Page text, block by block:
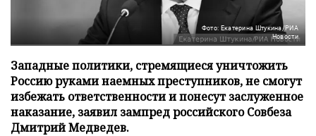
Фото: Екатерина Штукина/РИА
Новости
Западные политики, стремящиеся уничтожить
Россию руками наемных преступников, не смогут
избежать ответственности и понесут заслуженное
наказание, заявил зампред российского Совбеза
Дмитрий Медведев.